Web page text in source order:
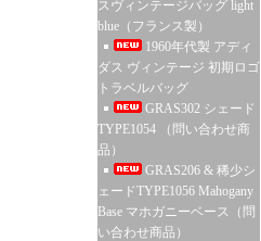
スヴィンテージバッグ light
blue（フランス製）
1960年代製 アディ
ダス ヴィンテージ 初期ロゴ
トラベルバッグ
GRAS302 シェード
TYPE1054 （問い合わせ商
品）
GRAS206 & 稀少シ
ェードTYPE1056 Mahogany
Base マホガニーベース（問
い合わせ商品）